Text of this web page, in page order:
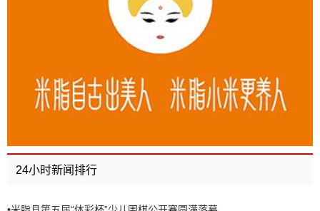
24小时新闻排行